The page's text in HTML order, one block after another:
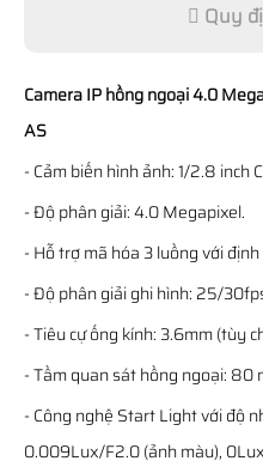
Quy
Camera IP hồng ngoại 4.0
AS
- Cảm biến hình ảnh: 1/2.8 inch
- Độ phân giải: 4.0 Megapixel.
- Hỗ trợ mã hóa 3 luồng với
- Độ phân giải ghi hình: 25/
- Tiêu cự ống kính: 3.6mm (tùy
- Tầm quan sát hồng ngoại: 80
- Công nghệ Start Light với độ
0.009Lux/F2.0 (ảnh màu),